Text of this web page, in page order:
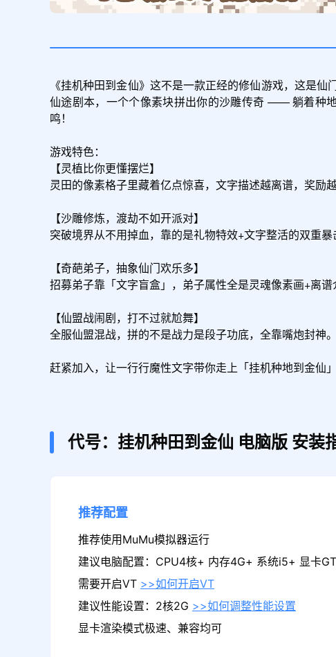
《挂机种田到金仙》这不是一款正经的修仙游戏，这是
仙途剧本，一个个像素块拼出你的沙雕传奇 —— 躺着种
鸣！
游戏特色：
【灵植比你更懂摆烂】
灵田的像素格子里藏着亿点惊喜，文字描述越离谱，奖励
【沙雕修炼，渡劫不如开派对】
突破境界从不用掉血，靠的是礼物特效+文字整活的双重
【奇葩弟子，抽象仙门欢乐多】
招募弟子靠「文字盲盒」，弟子属性全是灵魂像素画+离
【仙盟战闹剧，打不过就尬舞】
全服仙盟混战，拼的不是战力是段子功底，全靠嘴炮封神
赶紧加入，让一行行魔性文字带你走上「挂机种地到金仙」
代号：挂机种田到金仙 电脑版 安装
推荐配置
推荐使用MuMu模拟器运行
建议电脑配置：CPU4核+ 内存4G+ 系统i5+ 显卡
需要开启VT >>如何开启VT
建议性能设置：2核2G >>如何调整性能设置
显卡渲染模式极速、兼容均可